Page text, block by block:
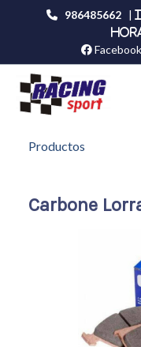
986485662 |
Facebook
Productos
Carbone